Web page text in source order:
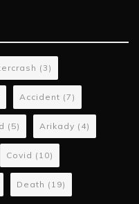
(3)
Accident (7)
(5) Arikady (4)
Covid (10)
Death (19)